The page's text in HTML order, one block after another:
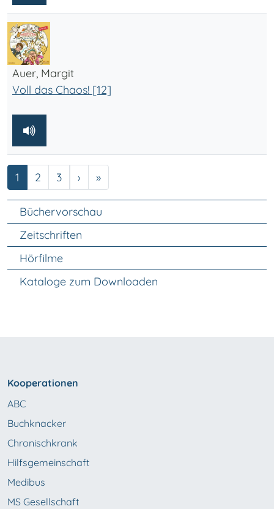
Auer, Margit
Voll das Chaos! [12]
Seite
1 Seite
2 Seite
3 › Nächste Seite
»Letzte Seite
Unter Navigation
Büchervorschau
Zeitschriften
Hörfilme
Kataloge zum Downloaden
Kooperationen
ABC
Buchknacker
Chronischkrank
Hilfsgemeinschaft
Medibus
MS Gesellschaft